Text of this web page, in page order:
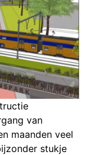
van
maanden veel
stukje